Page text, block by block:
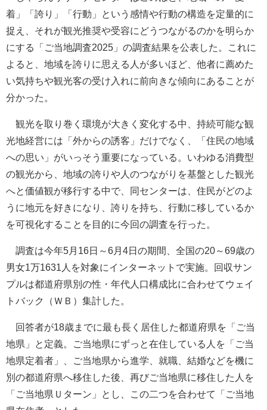
着」「誇り」「行動」という感情や行動の構造を定量的に
捉え、それが観光推奨や受容にどうつながるのかを明らか
にする「ご当地調査2025」の調査結果を公表した。これに
よると、地域を誇りに思える人が多いほど、他者に薦めた
い気持ちや観光客の受け入れに前向きな傾向にあることが
分かった。
観光を取り巻く環境が大きく変化する中、持続可能な観
光地経営には「外からの誘客」だけでなく、「住民の地域
への思い」がいっそう重要になっている。いわゆる消費型
の観光から、地域の誇りや人のつながりを基盤とした観光
へと価値観が移行する中で、同センターは、住民がどのよ
うに地元を好きになり、誇りを持ち、行動に移しているか
を可視化することを目的に今回の調査を行った。
調査は今年5月16日～6月4日の期間、全国の20～69歳の
男女1万1631人を対象にインターネットで実施。回収サン
プルは都道府県別の性・年代人口構成比に合わせてウェイ
トバック（ＷＢ）集計した。
回答者が18歳までに最も長く居住した都道府県を「ご当
地県」と定義。ご当地県にずっと在住している人を「ご当
地県定着者」、ご当地県から進学、就職、結婚などを機に
別の都道府県へ移住した後、再びご当地県に移住した人を
「ご当地県Ｕターン」とし、この二つを合わせて「ご当地